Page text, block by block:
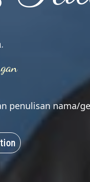
penulisan nama/